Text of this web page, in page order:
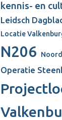
kennis- en
Leidsch
Locatie
N206
Operatie